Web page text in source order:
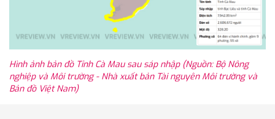
Hình ảnh bản đồ Tỉnh Cà Mau sau sáp nhập (Nguồn: Bộ Nông
nghiệp và Môi trường - Nhà xuất bản Tài nguyên Môi trường và
Bản đồ Việt Nam)